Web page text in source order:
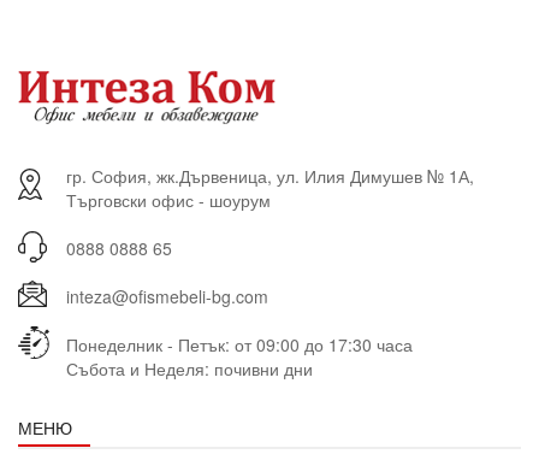
гр. София, жк.Дървеница, ул. Илия Димушев № 1А,
Търговски офис - шоурум
0888 0888 65
inteza@ofismebeli-bg.com
Понеделник - Петък: от 09:00 до 17:30 часа
Събота и Неделя: почивни дни
МЕНЮ